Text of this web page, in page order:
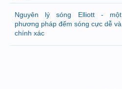
Nguyên lý sóng Elliott - một
phương pháp đếm sóng cực dễ và
chính xác